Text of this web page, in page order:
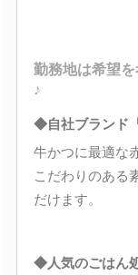
勤務地は希望
♪
◆自社ブランド
牛かつに最適な
こだわりのある
だけます。
◆人気のごはん